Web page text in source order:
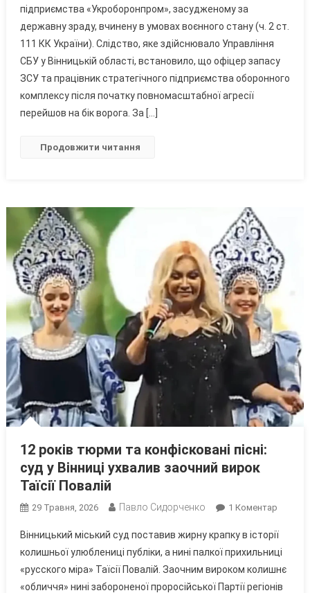
15
Років
Ув’язнення
Для
Зрадника
підприємства «Укроборонпром», засудженому за
державну зраду, вчинену в умовах воєнного стану (ч. 2 ст.
111 КК України). Слідство, яке здійснювало Управління
СБУ у Вінницькій області, встановило, що офіцер запасу
ЗСУ та працівник стратегічного підприємства оборонного
комплексу після початку повномасштабної агресії
перейшов на бік ворога. За […]
Продовжити читання
12 років тюрми та конфісковані пісні:
суд у Вінниці ухвалив заочний вирок
Таїсії Повалій
29 Травня, 2026 Павло Сидорченко 1 КоментарДо
Років
Тюрми
Та
Вінницький міський суд поставив жирну крапку в історії
колишньої улюблениці публіки, а нині палкої прихильниці
«русского міра» Таїсії Повалій. Заочним вироком колишнє
«обличчя» нині забороненої проросійської Партії регіонів